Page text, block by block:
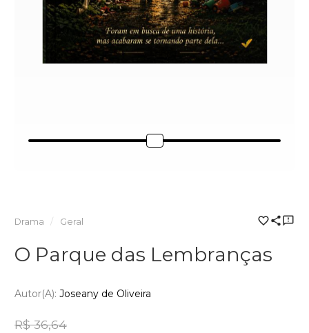
Drama Geral
O Parque das Lembranças
Autor(a): Joseany de Oliveira
R$ 36,64